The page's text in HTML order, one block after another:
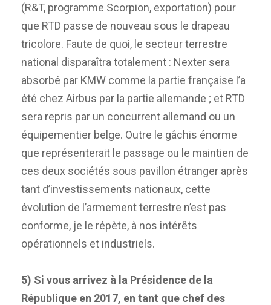
(R&T, programme Scorpion, exportation) pour
que RTD passe de nouveau sous le drapeau
tricolore. Faute de quoi, le secteur terrestre
national disparaîtra totalement : Nexter sera
absorbé par KMW comme la partie française l’a
été chez Airbus par la partie allemande ; et RTD
sera repris par un concurrent allemand ou un
équipementier belge. Outre le gâchis énorme
que représenterait le passage ou le maintien de
ces deux sociétés sous pavillon étranger après
tant d’investissements nationaux, cette
évolution de l’armement terrestre n’est pas
conforme, je le répète, à nos intérêts
opérationnels et industriels.
5) Si vous arrivez à la Présidence de la
République en 2017, en tant que chef des